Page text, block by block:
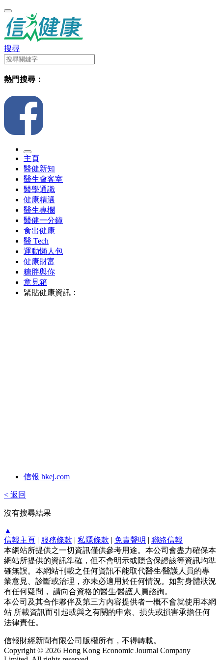
搜尋
熱門搜尋：
主頁
醫健新知
醫生會客室
醫學通識
健康精選
醫生專欄
醫健一分鐘
食出健康
醫 Tech
運動懶人包
健康財富
糖胖與你
意見箱
緊貼健康資訊：
信報 hkej.com
< 返回
沒有搜尋結果
▲
信報主頁 | 服務條款 | 私隱條款 | 免責聲明 | 聯絡信報
本網站所提供之一切資訊僅供參考用途。本公司會盡力確保本
網站所提供的資訊準確，但不會明示或隱含保證該等資訊均準
確無誤。本網站刊載之任何資訊不能取代醫生∕醫護人員的專
業意見、診斷或治理，亦未必適用於任何情況。如對身體狀況
有任何疑問， 請向合資格的醫生∕醫護人員諮詢。
本公司及其合作夥伴及第三方內容提供者一概不會就使用本網
站 所載資訊而引起或與之有關的申索、損失或損害承擔任何
法律責任。
信報財經新聞有限公司版權所有，不得轉載。
Copyright © 2026 Hong Kong Economic Journal Company